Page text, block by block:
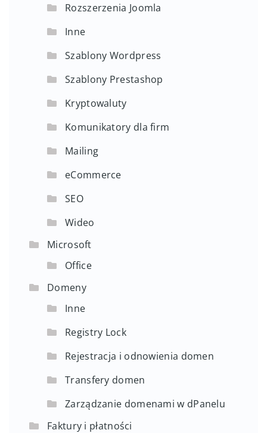
Rozszerzenia Joomla
Inne
Szablony Wordpress
Szablony Prestashop
Kryptowaluty
Komunikatory dla firm
Mailing
eCommerce
SEO
Wideo
Microsoft
Office
Domeny
Inne
Registry Lock
Rejestracja i odnowienia domen
Transfery domen
Zarządzanie domenami w dPanelu
Faktury i płatności